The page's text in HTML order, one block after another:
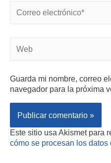
Guarda mi nombre, correo
navegador para la próxima
Este sitio usa Akismet para
cómo se procesan los datos